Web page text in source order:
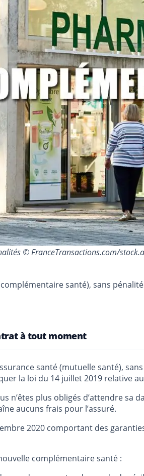
© FranceTransactions.com/
santé), sans
à tout moment
santé (mutuelle santé),
la loi du 14 juillet 2019 relative
n’êtes plus obligés d’attendre
aucuns frais pour l’assuré.
2020 comportant des
complémentaire santé :